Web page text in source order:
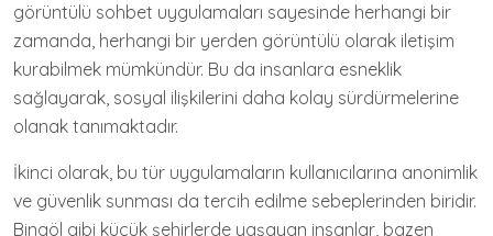
görüntülü sohbet uygulamaları sayesinde herhangi bir
zamanda, herhangi bir yerden görüntülü olarak iletişim
kurabilmek mümkündür. Bu da insanlara esneklik
sağlayarak, sosyal ilişkilerini daha kolay sürdürmelerine
olanak tanımaktadır.
İkinci olarak, bu tür uygulamaların kullanıcılarına anonimlik
ve güvenlik sunması da tercih edilme sebeplerinden biridir.
Bingöl gibi küçük şehirlerde yaşayan insanlar, bazen